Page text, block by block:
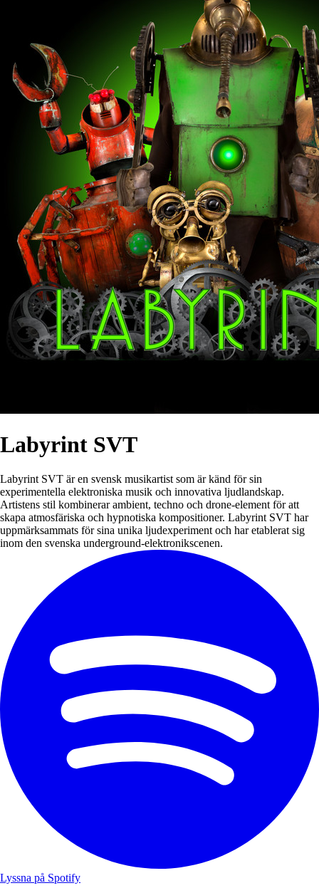
Labyrint SVT
Labyrint SVT är en svensk musikartist som är känd för sin
experimentella elektroniska musik och innovativa ljudlandskap.
Artistens stil kombinerar ambient, techno och drone-element för att
skapa atmosfäriska och hypnotiska kompositioner. Labyrint SVT har
uppmärksammats för sina unika ljudexperiment och har etablerat sig
inom den svenska underground-elektronikscenen.
Lyssna på Spotify